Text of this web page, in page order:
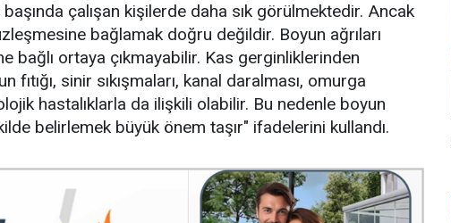
çalışan kişilerde daha sık görülmektedir. Ancak
bağlamak doğru değildir. Boyun ağrıları
bağlı ortaya çıkmayabilir. Kas gerginliklerinden
sinir sıkışmaları, kanal daralması, omurga
hastalıklarla da ilişkili olabilir. Bu nedenle boyun
belirlemek büyük önem taşır" ifadelerini kullandı.